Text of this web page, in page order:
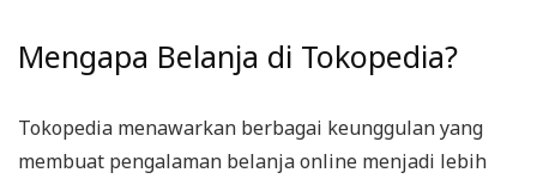
Mengapa Belanja di Tokopedia?
Tokopedia menawarkan berbagai keunggulan yang
membuat pengalaman belanja online menjadi lebih